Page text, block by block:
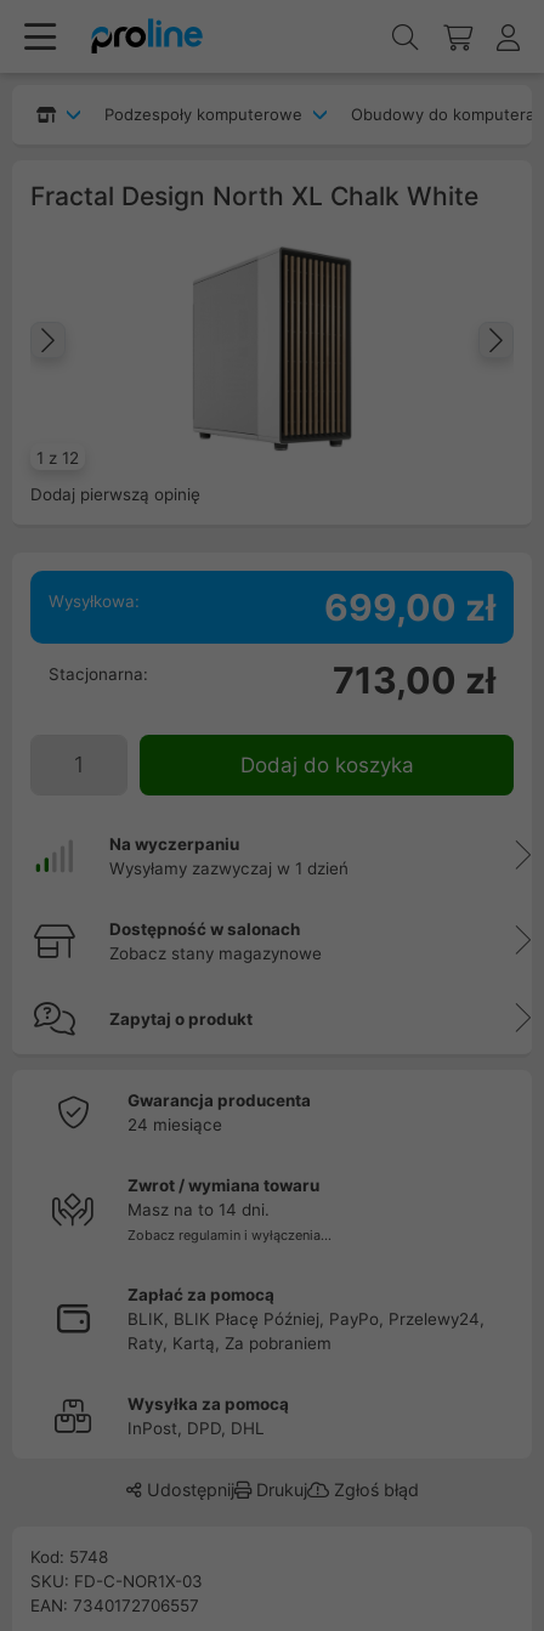
Podzespoły komputerowe Obudowy do komputera
Fractal Design North XL Chalk White
1 z 12
Dodaj pierwszą opinię
Wysyłkowa: 699,00 zł
Stacjonarna: 713,00 zł
Dodaj do koszyka
Na wyczerpaniu
Wysyłamy zazwyczaj w 1 dzień
Dostępność w salonach
Zobacz stany magazynowe
Zapytaj o produkt
Gwarancja producenta
24 miesiące
Zwrot / wymiana towaru
Masz na to 14 dni.
Zobacz regulamin i wyłączenia...
Zapłać za pomocą
BLIK, BLIK Płacę Później, PayPo, Przelewy24,
Raty, Kartą, Za pobraniem
Wysyłka za pomocą
InPost, DPD, DHL
Udostępnij Drukuj Zgłoś błąd
Kod: 5748
SKU: FD-C-NOR1X-03
EAN: 7340172706557